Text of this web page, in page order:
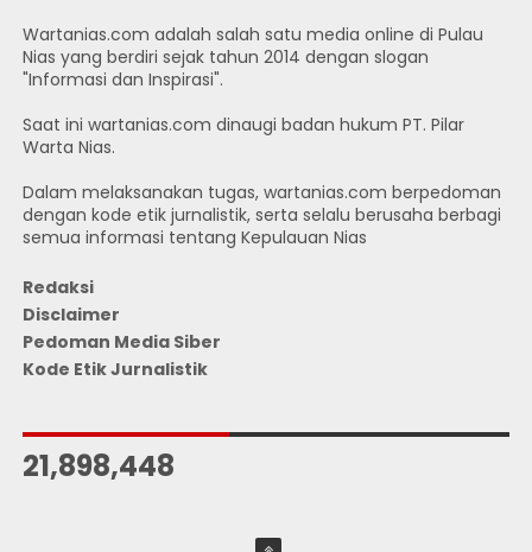
Wartanias.com adalah salah satu media online di Pulau
Nias yang berdiri sejak tahun 2014 dengan slogan
"Informasi dan Inspirasi".
Saat ini wartanias.com dinaugi badan hukum PT. Pilar
Warta Nias.
Dalam melaksanakan tugas, wartanias.com berpedoman
dengan kode etik jurnalistik, serta selalu berusaha berbagi
semua informasi tentang Kepulauan Nias
Redaksi
Disclaimer
Pedoman Media Siber
Kode Etik Jurnalistik
21,898,448